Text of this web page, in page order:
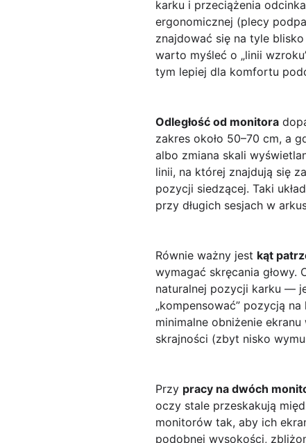
karku i przeciążenia
ergonomicznej (plecy
znajdować się na tyle
warto myśleć o „linii
tym lepiej dla komfortu
Odległość od monitora
zakres około 50–70 cm, a
albo zmiana skali
linii, na której znajdują się
pozycji siedzącej. Taki
przy długich sesjach w
Równie ważny jest kąt
wymagać skręcania
naturalnej pozycji karku —
„kompensować” pozycją
minimalne obniżenie
skrajności (zbyt nisko
Przy pracy na dwóch
oczy stale przeskakują
monitorów tak, aby ich
podobnej wysokości,